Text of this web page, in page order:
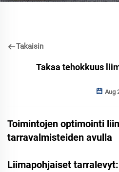
Takaisin
Takaa tehokkuus
Aug
Toimintojen optimointi
tarravalmisteiden avulla
Liimapohjaiset